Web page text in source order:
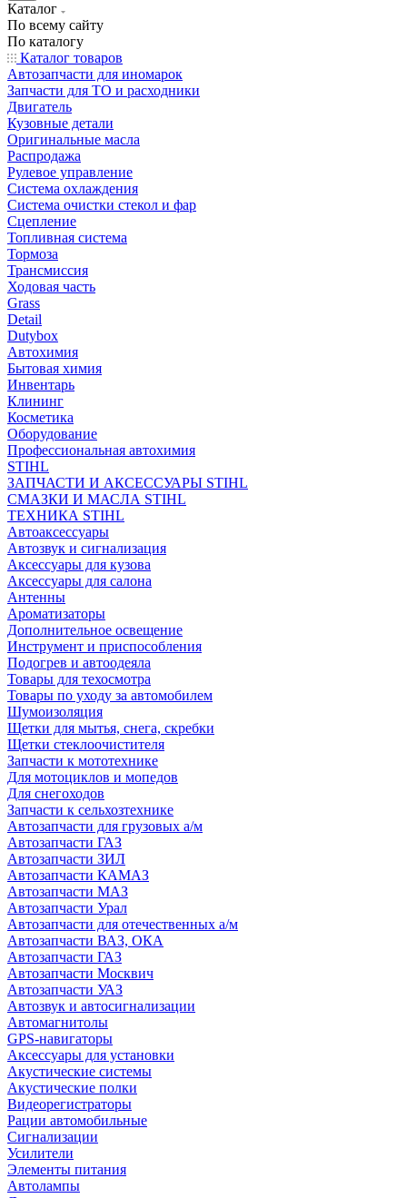
Каталог
По всему сайту
По каталогу
Каталог товаров
Автозапчасти для иномарок
Запчасти для ТО и расходники
Двигатель
Кузовные детали
Оригинальные масла
Распродажа
Рулевое управление
Система охлаждения
Система очистки стекол и фар
Сцепление
Топливная система
Тормоза
Трансмиссия
Ходовая часть
Grass
Detail
Dutybox
Автохимия
Бытовая химия
Инвентарь
Клининг
Косметика
Оборудование
Профессиональная автохимия
STIHL
ЗАПЧАСТИ И АКСЕССУАРЫ STIHL
СМАЗКИ И МАСЛА STIHL
ТЕХНИКА STIHL
Автоаксессуары
Автозвук и сигнализация
Аксессуары для кузова
Аксессуары для салона
Антенны
Ароматизаторы
Дополнительное освещение
Инструмент и приспособления
Подогрев и автоодеяла
Товары для техосмотра
Товары по уходу за автомобилем
Шумоизоляция
Щетки для мытья, снега, скребки
Щетки стеклоочистителя
Запчасти к мототехнике
Для мотоциклов и мопедов
Для снегоходов
Запчасти к сельхозтехнике
Автозапчасти для грузовых а/м
Автозапчасти ГАЗ
Автозапчасти ЗИЛ
Автозапчасти КАМАЗ
Автозапчасти МАЗ
Автозапчасти Урал
Автозапчасти для отечественных а/м
Автозапчасти ВАЗ, ОКА
Автозапчасти ГАЗ
Автозапчасти Москвич
Автозапчасти УАЗ
Автозвук и автосигнализации
Автомагнитолы
GPS-навигаторы
Аксессуары для установки
Акустические системы
Акустические полки
Видеорегистраторы
Рации автомобильные
Сигнализации
Усилители
Элементы питания
Автолампы